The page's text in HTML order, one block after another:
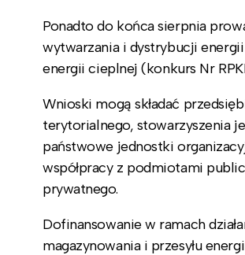
Ponadto do końca sierpnia
wytwarzania i dystrybucji
energii cieplnej (konkurs Nr
Wnioski mogą składać
terytorialnego, stowarzyszenia
państwowe jednostki
współpracy z podmiotami
prywatnego.
Dofinansowanie w ramach
magazynowania i przesyłu